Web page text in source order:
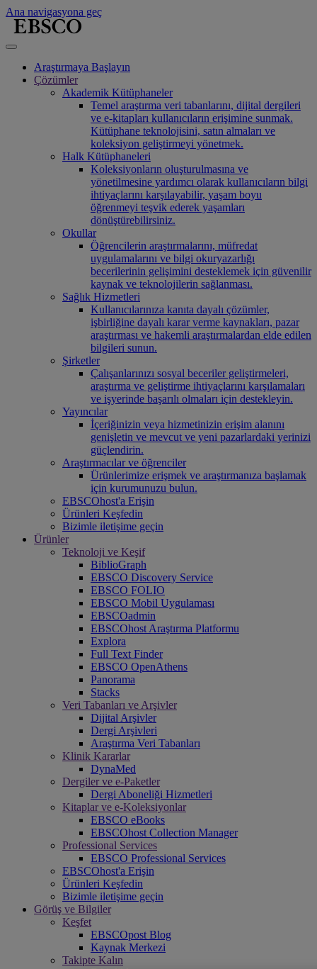
Ana navigasyona geç
Araştırmaya Başlayın
Çözümler
Akademik Kütüphaneler
Temel araştırma veri tabanlarını, dijital dergileri
ve e-kitapları kullanıcıların erişimine sunmak.
Kütüphane teknolojisini, satın almaları ve
koleksiyon geliştirmeyi yönetmek.
Halk Kütüphaneleri
Koleksiyonların oluşturulmasına ve
yönetilmesine yardımcı olarak kullanıcıların bilgi
ihtiyaçlarını karşılayabilir, yaşam boyu
öğrenmeyi teşvik ederek yaşamları
dönüştürebilirsiniz.
Okullar
Öğrencilerin araştırmalarını, müfredat
uygulamalarını ve bilgi okuryazarlığı
becerilerinin gelişimini desteklemek için güvenilir
kaynak ve teknolojilerin sağlanması.
Sağlık Hizmetleri
Kullanıcılarınıza kanıta dayalı çözümler,
işbirliğine dayalı karar verme kaynakları, pazar
araştırması ve hakemli araştırmalardan elde edilen
bilgileri sunun.
Şirketler
Çalışanlarınızı sosyal beceriler geliştirmeleri,
araştırma ve geliştirme ihtiyaçlarını karşılamaları
ve işyerinde başarılı olmaları için destekleyin.
Yayıncılar
İçeriğinizin veya hizmetinizin erişim alanını
genişletin ve mevcut ve yeni pazarlardaki yerinizi
güçlendirin.
Araştırmacılar ve öğrenciler
Ürünlerimize erişmek ve araştırmanıza başlamak
için kurumunuzu bulun.
EBSCOhost'a Erişin
Ürünleri Keşfedin
Bizimle iletişime geçin
Ürünler
Teknoloji ve Keşif
BiblioGraph
EBSCO Discovery Service
EBSCO FOLIO
EBSCO Mobil Uygulaması
EBSCOadmin
EBSCOhost Araştırma Platformu
Explora
Full Text Finder
EBSCO OpenAthens
Panorama
Stacks
Veri Tabanları ve Arşivler
Dijital Arşivler
Dergi Arşivleri
Araştırma Veri Tabanları
Klinik Kararlar
DynaMed
Dergiler ve e-Paketler
Dergi Aboneliği Hizmetleri
Kitaplar ve e-Koleksiyonlar
EBSCO eBooks
EBSCOhost Collection Manager
Professional Services
EBSCO Professional Services
EBSCOhost'a Erişin
Ürünleri Keşfedin
Bizimle iletişime geçin
Görüş ve Bilgiler
Keşfet
EBSCOpost Blog
Kaynak Merkezi
Takipte Kalın